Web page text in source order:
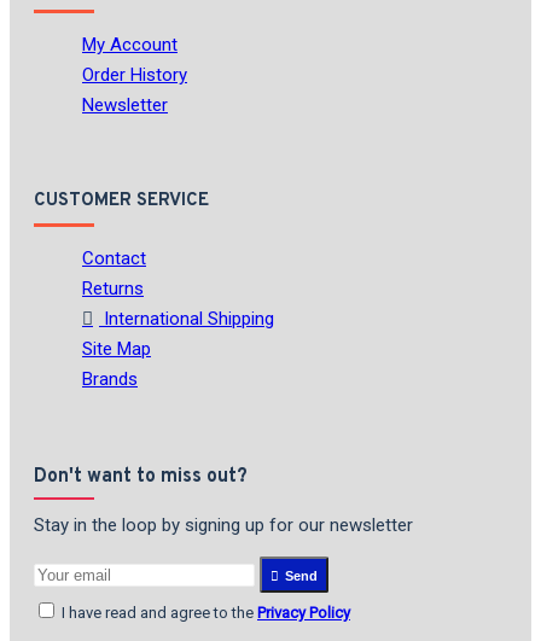
My Account
Order History
Newsletter
CUSTOMER SERVICE
Contact
Returns
International Shipping
Site Map
Brands
Don't want to miss out?
Stay in the loop by signing up for our newsletter
Send
I have read and agree to the Privacy Policy